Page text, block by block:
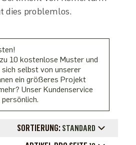
dies problemlos.
10 kostenlose Muster und
sich selbst von unserer
ein größeres Projekt
Unser Kundenservice
SORTIERUNG: STANDARD